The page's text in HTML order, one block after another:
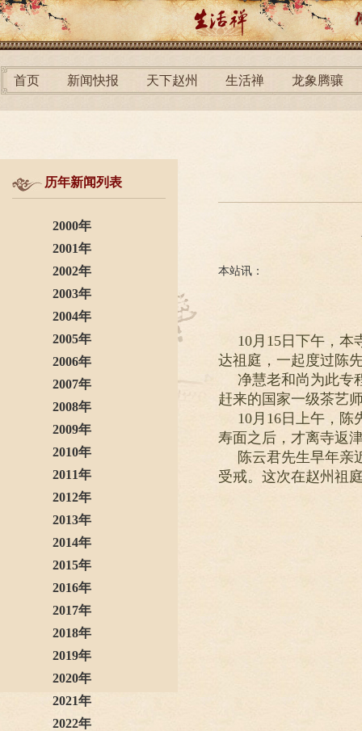
首页 新闻快报 天下赵州 生活禅 龙象腾骧
历年新闻列表
2000年
2001年
2002年
2003年
2004年
2005年
2006年
2007年
2008年
2009年
2010年
2011年
2012年
2013年
2014年
2015年
2016年
2017年
2018年
2019年
2020年
2021年
2022年
本站讯：
10月15日下午，
达祖庭，一起度过陈
净慧老和尚为此专
赶来的国家一级茶艺
10月16日上午，
寿面之后，才离寺返
陈云君先生早年亲
受戒。这次在赵州祖